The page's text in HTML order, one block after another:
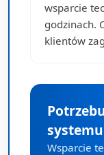
wsparcie
godzinach.
klientów
Wsparcie